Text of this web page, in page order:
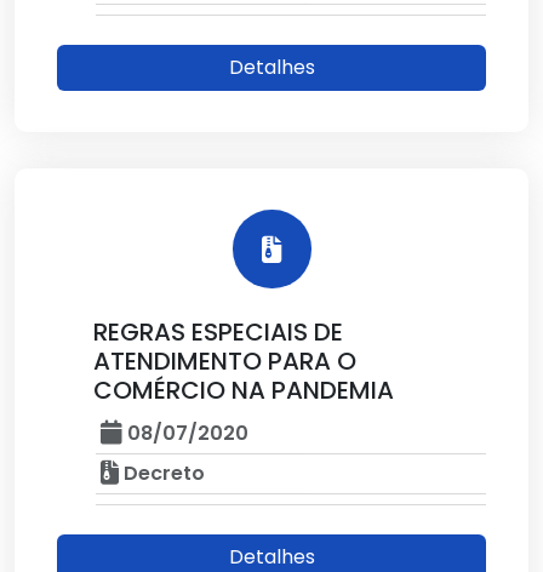
Detalhes
REGRAS ESPECIAIS DE
ATENDIMENTO PARA O
COMÉRCIO NA PANDEMIA
08/07/2020
Decreto
Detalhes